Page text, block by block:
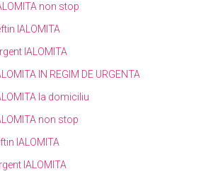
non stop
IALOMITA
IALOMITA
IN REGIM DE URGENTA
la domiciliu
non stop
IALOMITA
IALOMITA